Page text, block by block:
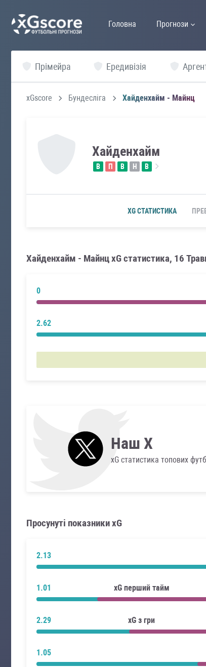
Головна Прогнози
Прімейра Ередивізія
xGscore Бундесліга Хайденхайм - Майнц
Хайденхайм
В П В Н В
XG СТАТИСТИКА
Хайденхайм - Майнц xG статистика, 16
0
2.62
Наш X
xG статистика топових
Просунуті показники xG
2.13
1.01 xG перший тайм
2.29 xG з гри
1.05